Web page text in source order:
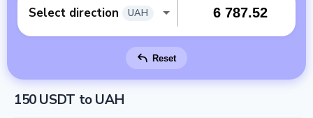
Select direction UAH
Reset
150 USDT to UAH